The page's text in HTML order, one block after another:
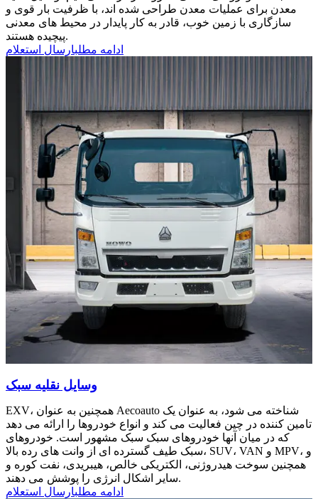
معدن برای عملیات معدن طراحی شده اند، با ظرفیت بار قوی و
سازگاری با زمین خوب، قادر به کار پایدار در محیط های معدنی
پیچیده هستند.
ادامه مطلبارسال استعلام
وسایل نقلیه سبک
EXV، همچنین به عنوان Aecoauto شناخته می شود، به عنوان یک
تامین کننده در چین فعالیت می کند و انواع خودروها را ارائه می دهد
که در میان آنها خودروهای سبک سبک مشهور است. خودروهای
سبک طیف گسترده ای از وانت های رده بالا، SUV، VAN و MPV، و
همچنین سوخت هیدروژنی، الکتریکی خالص، هیبریدی، نفت کوره و
سایر اشکال انرژی را پوشش می دهند.
ادامه مطلبارسال استعلام